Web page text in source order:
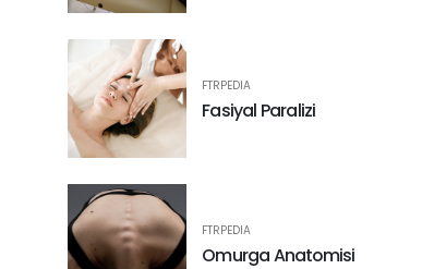
FTRPEDIA
Fasiyal Paralizi
FTRPEDIA
Omurga Anatomisi